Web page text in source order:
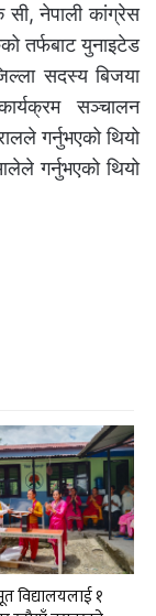
सी, नेपाली कांग्रेस
तर्फबाट युनाइटेड
सदस्य बिजया
सञ्चालन
गर्नुभएको थियो
गर्नुभएको थियो
विद्यालयलाई १